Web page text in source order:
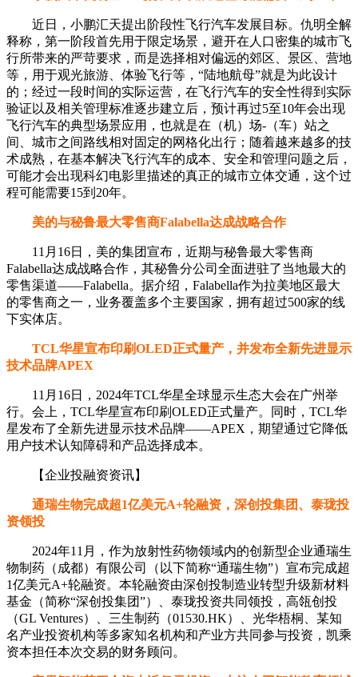
近日，小鹏汇天提出阶段性飞行汽车发展目标。仇明全解
释称，第一阶段首先用于限定场景，避开在人口密集的城市飞
行所带来的严苛要求，而是选择相对偏远的郊区、景区、营地
等，用于观光旅游、体验飞行等，“陆地航母”就是为此设计
的；经过一段时间的实际运营，在飞行汽车的安全性得到实际
验证以及相关管理标准逐步建立后，预计再过5至10年会出现
飞行汽车的典型场景应用，也就是在（机）场-（车）站之
间、城市之间路线相对固定的网格化出行；随着越来越多的技
术成熟，在基本解决飞行汽车的成本、安全和管理问题之后，
可能才会出现科幻电影里描述的真正的城市立体交通，这个过
程可能需要15到20年。
美的与秘鲁最大零售商Falabella达成战略合作
11月16日，美的集团宣布，近期与秘鲁最大零售商
Falabella达成战略合作，其秘鲁分公司全面进驻了当地最大的
零售渠道——Falabella。据介绍，Falabella作为拉美地区最大
的零售商之一，业务覆盖多个主要国家，拥有超过500家的线
下实体店。
TCL华星宣布印刷OLED正式量产，并发布全新先进显示
技术品牌APEX
11月16日，2024年TCL华星全球显示生态大会在广州举
行。会上，TCL华星宣布印刷OLED正式量产。同时，TCL华
星发布了全新先进显示技术品牌——APEX，期望通过它降低
用户技术认知障碍和产品选择成本。
【企业投融资资讯】
通瑞生物完成超1亿美元A+轮融资，深创投集团、泰珑投
资领投
2024年11月，作为放射性药物领域内的创新型企业通瑞生
物制药（成都）有限公司（以下简称“通瑞生物”）宣布完成超
1亿美元A+轮融资。本轮融资由深创投制造业转型升级新材料
基金（简称“深创投集团”）、泰珑投资共同领投，高瓴创投
（GL Ventures）、三生制药（01530.HK）、光华梧桐、某知
名产业投资机构等多家知名机构和产业方共同参与投资，凯乘
资本担任本次交易的财务顾问。